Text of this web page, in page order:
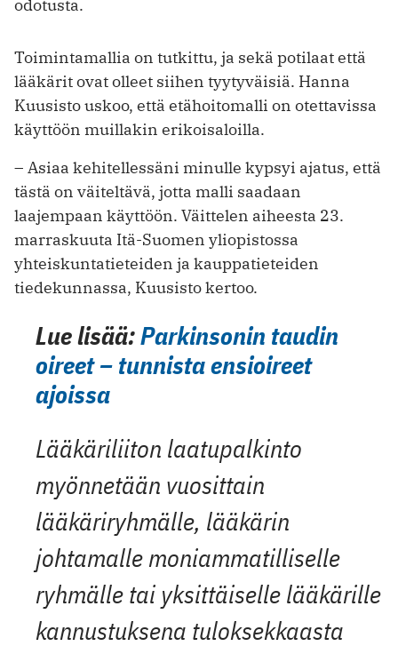
odotusta.
Toimintamallia on tutkittu, ja sekä potilaat että
lääkärit ovat olleet siihen tyytyväisiä. Hanna
Kuusisto ­uskoo, että etähoitomalli on otettavissa
käyttöön muillakin erikoisaloilla.
– Asiaa kehitellessäni minulle kypsyi ajatus, että
tästä on väiteltävä, jotta malli saadaan
laajempaan käyttöön. Väittelen aiheesta 23.
marraskuuta Itä-Suomen yliopistossa
yhteiskuntatieteiden ja kauppatieteiden
tiedekunnassa, Kuusisto kertoo.
Lue lisää:Parkinsonin taudin
oireet – tunnista ensioireet
ajoissa
Lääkäriliiton laatupalkinto
myönnetään vuosittain
lääkäriryhmälle, lääkärin
johtamalle moniammatilliselle
ryhmälle tai yksittäiselle lääkärille
kannustuksena tuloksekkaasta